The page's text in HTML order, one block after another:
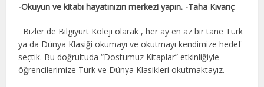
-Okuyun ve kitabı hayatınızın merkezi yapın. -Taha Kıvanç
Bizler de Bilgiyurt Koleji olarak , her ay en az bir tane Türk
ya da Dünya Klasiği okumayı ve okutmayı kendimize hedef
seçtik. Bu doğrultuda “Dostumuz Kitaplar” etkinliğiyle
öğrencilerimize Türk ve Dünya Klasikleri okutmaktayız.